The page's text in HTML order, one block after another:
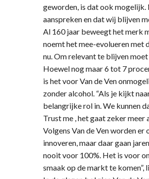
geworden, is dat ook
aanspreken en dat wij blijven
Al 160 jaar beweegt het merk
noemt het mee-evolueren met
nu. Om relevant te blijven
Hoewel nog maar 6 tot 7
is het voor Van de Ven
zonder alcohol. “Als je kijkt
belangrijke rol in. We kunnen
Trust me , het gaat zeker meer
Volgens Van de Ven worden
innoveren, maar daar gaan
nooit voor 100%. Het is voor
smaak op de markt te komen”,